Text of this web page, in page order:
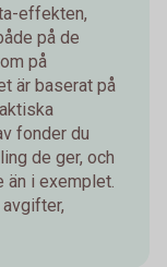
effekten,
på de
på
är baserat på
fonder du
de ger, och
än i exemplet.